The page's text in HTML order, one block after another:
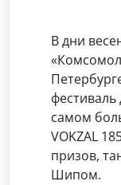
В дни
фестиваль
самом
VOKZAL
призов,
Шипом.